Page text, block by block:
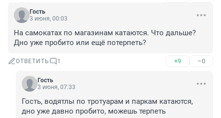
Гость
3 июня, 00:03
На самокатах по магазинам катаются. Что дальше?
Дно уже пробито или ещё потерпеть?
ОТВЕТИТЬ 1 +9 –0
Гость
3 июня, 07:33
Гость, водятлы по тротуарам и паркам катаются,
дно уже давно пробито, можешь терпеть